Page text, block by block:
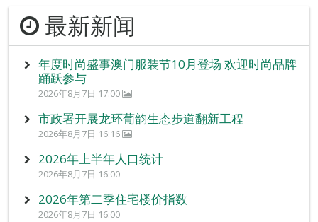
最新新闻
年度时尚盛事澳门服装节10月登场 欢迎时尚品牌
踊跃参与
2026年8月7日 17:00
市政署开展龙环葡韵生态步道翻新工程
2026年8月7日 16:16
2026年上半年人口统计
2026年8月7日 16:00
2026年第二季住宅楼价指数
2026年8月7日 16:00